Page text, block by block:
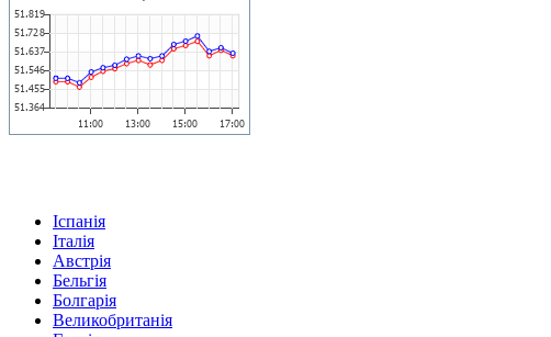
Іспанія
Італія
Австрія
Бельгія
Болгарія
Великобританія